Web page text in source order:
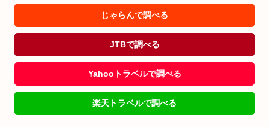
じゃらんで調べる
JTBで調べる
Yahooトラベルで調べる
楽天トラベルで調べる